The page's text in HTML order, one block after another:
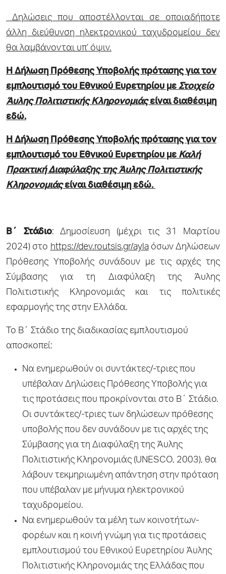
Δηλώσεις που αποστέλλονται σε οποιαδήποτε
άλλη διεύθυνση ηλεκτρονικού ταχυδρομείου δεν
θα λαμβάνονται υπ’ όψιν.
Η Δήλωση Πρόθεσης Υποβολής πρότασης για τον
εμπλουτισμό του Εθνικού Ευρετηρίου με Στοιχείο
Άυλης Πολιτιστικής Κληρονομιάςείναι διαθέσιμη
εδώ.
Η Δήλωση Πρόθεσης Υποβολής πρότασης για τον
εμπλουτισμό του Εθνικού Ευρετηρίου με Καλή
Πρακτική Διαφύλαξης της Άυλης Πολιτιστικής
Κληρονομιάςείναι διαθέσιμη εδώ.
Β΄ Στάδιο: Δημοσίευση (μέχρι τις 31 Μαρτίου
2024) στο https://dev.routsis.gr/aylaόσων Δηλώσεων
Πρόθεσης Υποβολής συνάδουν με τις αρχές της
Σύμβασης για τη Διαφύλαξη της Άυλης
Πολιτιστικής Κληρονομιάς και τις πολιτικές
εφαρμογής της στην Ελλάδα.
Το Β΄ Στάδιο της διαδικασίας εμπλουτισμού
αποσκοπεί:
Να ενημερωθούν οι συντάκτες/-τριες που
υπέβαλαν Δηλώσεις Πρόθεσης Υποβολής για
τις προτάσεις που προκρίνονται στο Β΄ Στάδιο.
Οι συντάκτες/-τριες των δηλώσεων πρόθεσης
υποβολής που δεν συνάδουν με τις αρχές της
Σύμβασης για τη Διαφύλαξη της Άυλης
Πολιτιστικής Κληρονομιάς (UNESCO, 2003), θα
λάβουν τεκμηριωμένη απάντηση στην πρόταση
που υπέβαλαν με μήνυμα ηλεκτρονικού
ταχυδρομείου.
Να ενημερωθούν τα μέλη των κοινοτήτων-
φορέων και η κοινή γνώμη για τις προτάσεις
εμπλουτισμού του Εθνικού Ευρετηρίου Άυλης
Πολιτιστικής Κληρονομιάς της Ελλάδας που